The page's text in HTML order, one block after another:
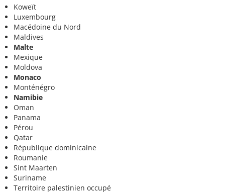
Koweït
Luxembourg
Macédoine du Nord
Maldives
Malte
Mexique
Moldova
Monaco
Monténégro
Namibie
Oman
Panama
Pérou
Qatar
République dominicaine
Roumanie
Sint Maarten
Suriname
Territoire palestinien occupé